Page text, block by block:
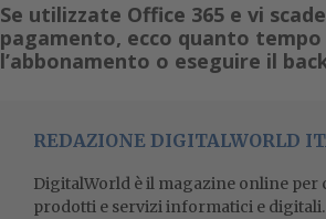
Se utilizzate Office 365 e vi
pagamento, ecco quanto
l’abbonamento o eseguire il
REDAZIONE DIGITALWORLD
DigitalWorld è il magazine online per
prodotti e servizi informatici e